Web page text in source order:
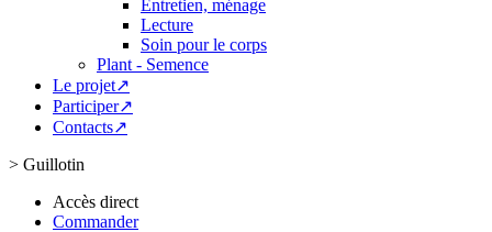
Entretien, ménage
Lecture
Soin pour le corps
Plant - Semence
Le projet↗
Participer↗
Contacts↗
> Guillotin
Accès direct
Commander